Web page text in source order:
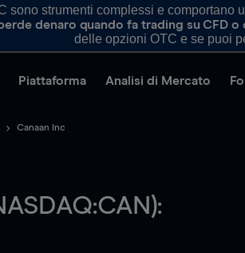
sono strumenti complessi e
denaro quando fa trading su CFD
delle opzioni OTC e se puoi
Piattaforma Analisi di Mercato
Canaan Inc